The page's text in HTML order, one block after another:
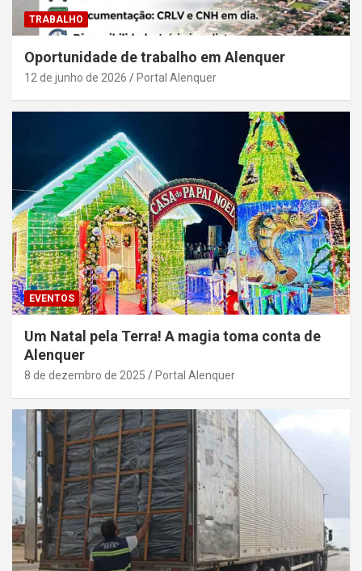
TRABALHO
Oportunidade de trabalho em Alenquer
12 de junho de 2026 Portal Alenquer
EVENTOS
Um Natal pela Terra! A magia toma conta de
Alenquer
8 de dezembro de 2025 Portal Alenquer